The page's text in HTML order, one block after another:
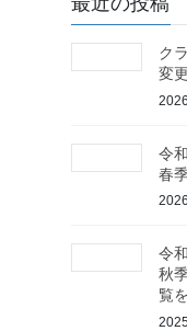
ク
変更
令
春
令
秋
覧